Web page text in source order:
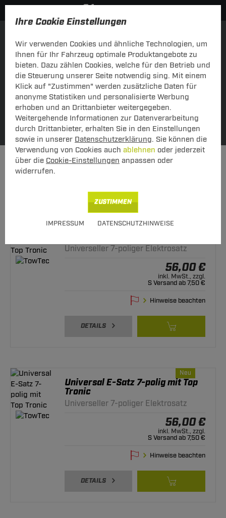
Ihre Cookie Einstellungen
Wir verwenden Cookies und ähnliche Technologien, um
Ihnen für Ihr Fahrzeug optimale Produktangebote zu
bieten. Dazu zählen Cookies, welche für den Betrieb und
die Steuerung unserer Seite notwendig sing. Mit einem
Klick auf "Zustimmen" werden zusätzliche Daten für
anonyme Statistiken und personalisierte Werbung
erhoben und an Drittanbieter weitergegeben.
Weitergehende Informationen zur Datenverarbeitung
durch Drittanbieter, erhalten Sie in den Einstellungen
sowie in unserer Datenschutzerklärung. Sie können die
Verwendung von Cookies auch ablehnen oder jederzeit
über die Cookie-Einstellungen anpassen oder
widerrufen.
IMPRESSUM DATENSCHUTZHINWEISE
ZUSTIMMEN
Einkaufen über Fahrzeug über Schlüsselnummer
SUCHE Meine Fahrzeuge
Elektrosätze Elektrosatz 7-polig
Elektrosatz 7-polig
Universal E-Satz 7-polig mit Top
Universeller 7-poliger Elektrosatz
56,00 €
inkl. MwSt., zzgl.
S Versand ab 7,50 €
Hinweise beachten
DETAILS
Neu
Universal E-Satz 7-polig mit Top
Tronic
Universeller 7-poliger Elektrosatz
56,00 €
inkl. MwSt., zzgl.
S Versand ab 7,50 €
Hinweise beachten
DETAILS